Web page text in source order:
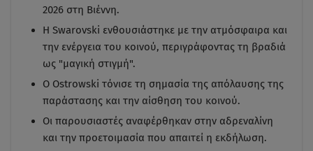
2026 στη Βιέννη.
Η Swarovski ενθουσιάστηκε με την ατμόσφαιρα και
την ενέργεια του κοινού, περιγράφοντας τη βραδιά
ως "μαγική στιγμή".
Ο Ostrowski τόνισε τη σημασία της απόλαυσης της
παράστασης και την αίσθηση του κοινού.
Οι παρουσιαστές αναφέρθηκαν στην αδρεναλίνη
και την προετοιμασία που απαιτεί η εκδήλωση.